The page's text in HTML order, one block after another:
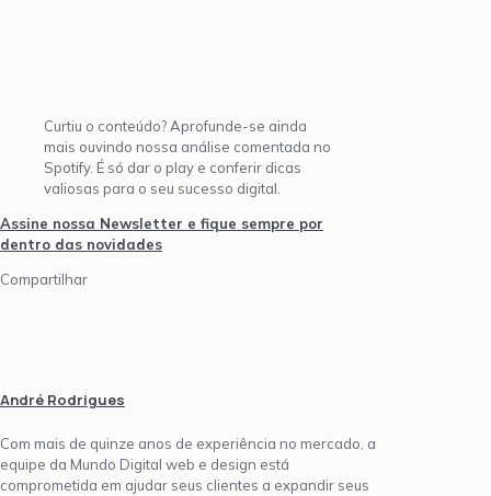
Curtiu o conteúdo? Aprofunde-se ainda
mais ouvindo nossa análise comentada no
Spotify. É só dar o play e conferir dicas
valiosas para o seu sucesso digital.
Assine nossa Newsletter e fique sempre por
dentro das novidades
Compartilhar
André Rodrigues
Com mais de quinze anos de experiência no mercado, a
equipe da Mundo Digital web e design está
comprometida em ajudar seus clientes a expandir seus